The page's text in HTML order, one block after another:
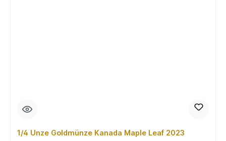
1/4 Unze Goldmünze Kanada Maple Leaf 2023